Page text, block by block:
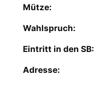
Mütze:
Wahlspruch:
Eintritt in den SB:
Adresse: